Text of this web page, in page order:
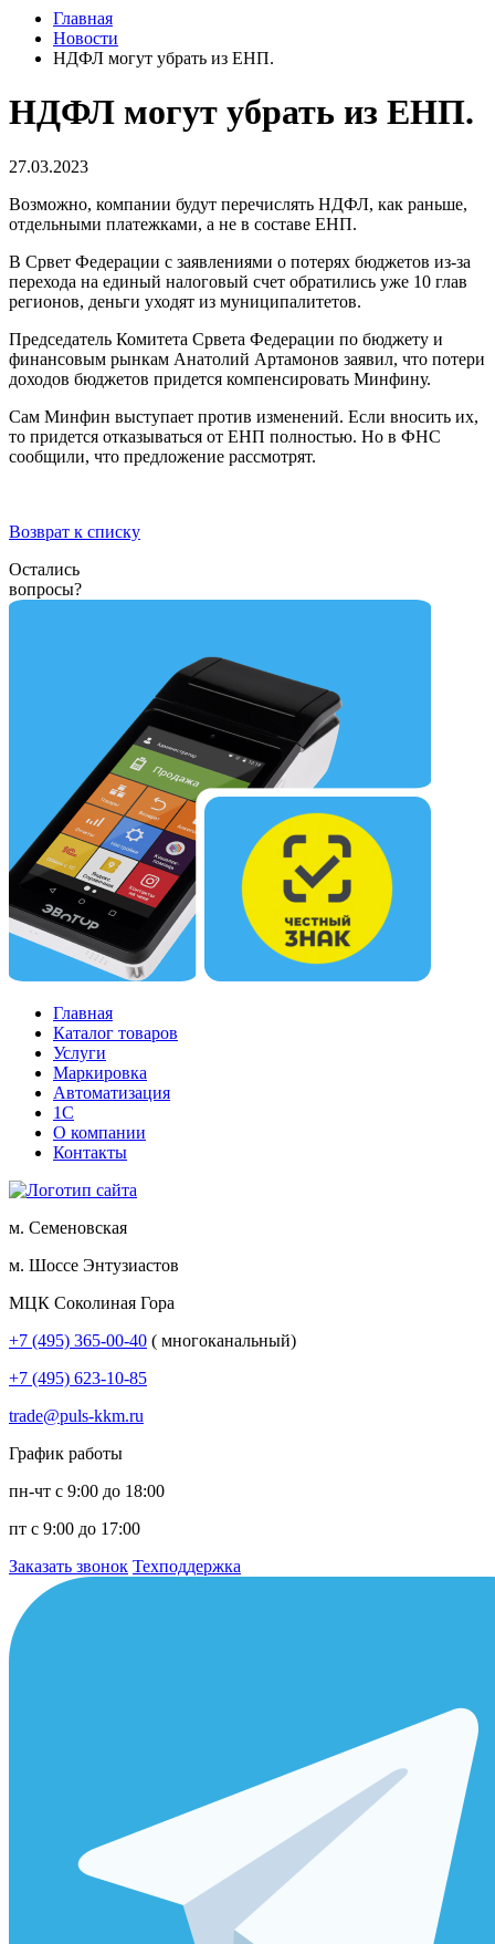
Главная
Новости
НДФЛ могут убрать из ЕНП.
НДФЛ могут убрать из ЕНП.
27.03.2023
Возможно, компании будут перечислять НДФЛ, как раньше,
отдельными платежками, а не в составе ЕНП.
В Срвет Федерации с заявлениями о потерях бюджетов из-за
перехода на единый налоговый счет обратились уже 10 глав
регионов, деньги уходят из муниципалитетов.
Председатель Комитета Срвета Федерации по бюджету и
финансовым рынкам Анатолий Артамонов заявил, что потери
доходов бюджетов придется компенсировать Минфину.
Сам Минфин выступает против изменений. Если вносить их,
то придется отказываться от ЕНП полностью. Но в ФНС
сообщили, что предложение рассмотрят.
Возврат к списку
Остались
вопросы?
Главная
Каталог товаров
Услуги
Маркировка
Автоматизация
1С
О компании
Контакты
м. Семеновская
м. Шоссе Энтузиастов
МЦК Соколиная Гора
+7 (495) 365-00-40 ( многоканальный)
+7 (495) 623-10-85
trade@puls-kkm.ru
График работы
пн-чт с 9:00 до 18:00
пт с 9:00 до 17:00
Заказать звонок Техподдержка